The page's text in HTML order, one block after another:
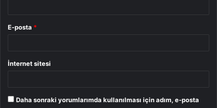
E-posta *
İnternet sitesi
Daha sonraki yorumlarımda kullanılması için adım, e-posta